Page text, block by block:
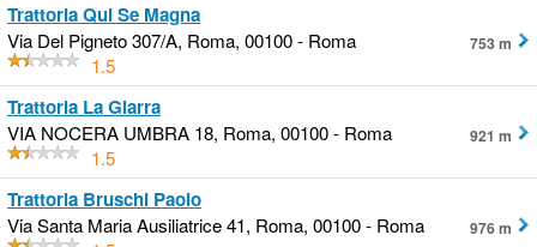
Trattoria Qui Se Magna
Via Del Pigneto 307/A, Roma, 00100 - Roma
1.5
753 m
Trattoria La Giarra
VIA NOCERA UMBRA 18, Roma, 00100 - Roma
1.5
921 m
Trattoria Bruschi Paolo
Via Santa Maria Ausiliatrice 41, Roma, 00100 - Roma
976 m